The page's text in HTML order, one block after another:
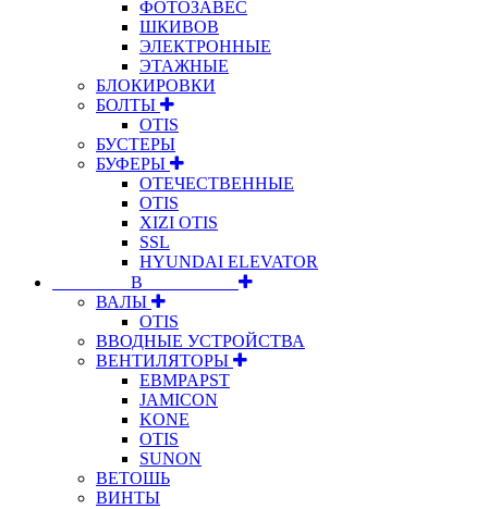
ФОТОЗАВЕС
ШКИВОВ
ЭЛЕКТРОННЫЕ
ЭТАЖНЫЕ
БЛОКИРОВКИ
БОЛТЫ
OTIS
БУСТЕРЫ
БУФЕРЫ
ОТЕЧЕСТВЕННЫЕ
OTIS
XIZI OTIS
SSL
HYUNDAI ELEVATOR
⠀⠀⠀⠀⠀⠀В⠀⠀⠀⠀⠀⠀⠀
ВАЛЫ
OTIS
ВВОДНЫЕ УСТРОЙСТВА
ВЕНТИЛЯТОРЫ
EBMPAPST
JAMICON
KONE
OTIS
SUNON
ВЕТОШЬ
ВИНТЫ